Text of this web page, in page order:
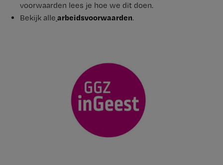
voorwaarden lees je hoe we dit doen.
Bekijk alle arbeidsvoorwaarden.